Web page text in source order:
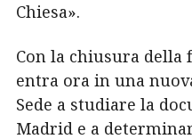
Chiesa».
Con la chiusura della
entra ora in una
Sede a studiare la
Madrid e a